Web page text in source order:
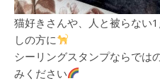
猫好きさんや、人と被らない
しの方に
シーリングスタンプならでは
みください